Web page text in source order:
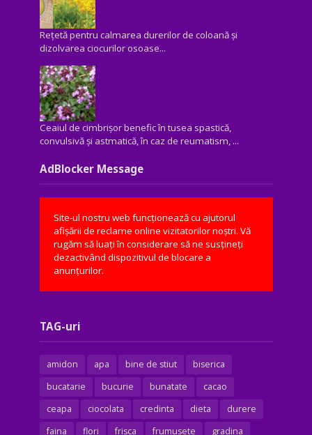
Rețetă pentru calmarea durerilor de coloană și
dizolvarea ciocurilor osoase...
Ceaiul de cimbrișor benefic în tusea spastică,
convulsivă şi astmatică, în caz de reumatism, ...
AdBlocker Message
Site-ul nostru web funcționează cu ajutorul
afișării de reclame online vizitatorilor noștri. Vă
rugăm să luați în considerare să ne susțineți
dezactivând dispozitivul de blocare a
anunțurilor.
TAG-uri
amidon apa bine de stiut
biserica
bucatarie
bucurie bunatate
cacao
ceapa
ciocolata credinta dieta
durere
faina
flori frisca frumusete gradina